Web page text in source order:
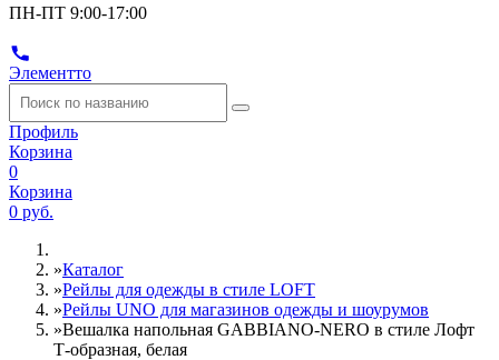
ПН-ПТ 9:00-17:00
Элементто
Профиль
Корзина
0
Корзина
0 руб.
»Каталог
»Рейлы для одежды в стиле LOFT
»Рейлы UNO для магазинов одежды и шоурумов
»Вешалка напольная GABBIANO-NERO в стиле Лофт
Т-образная, белая